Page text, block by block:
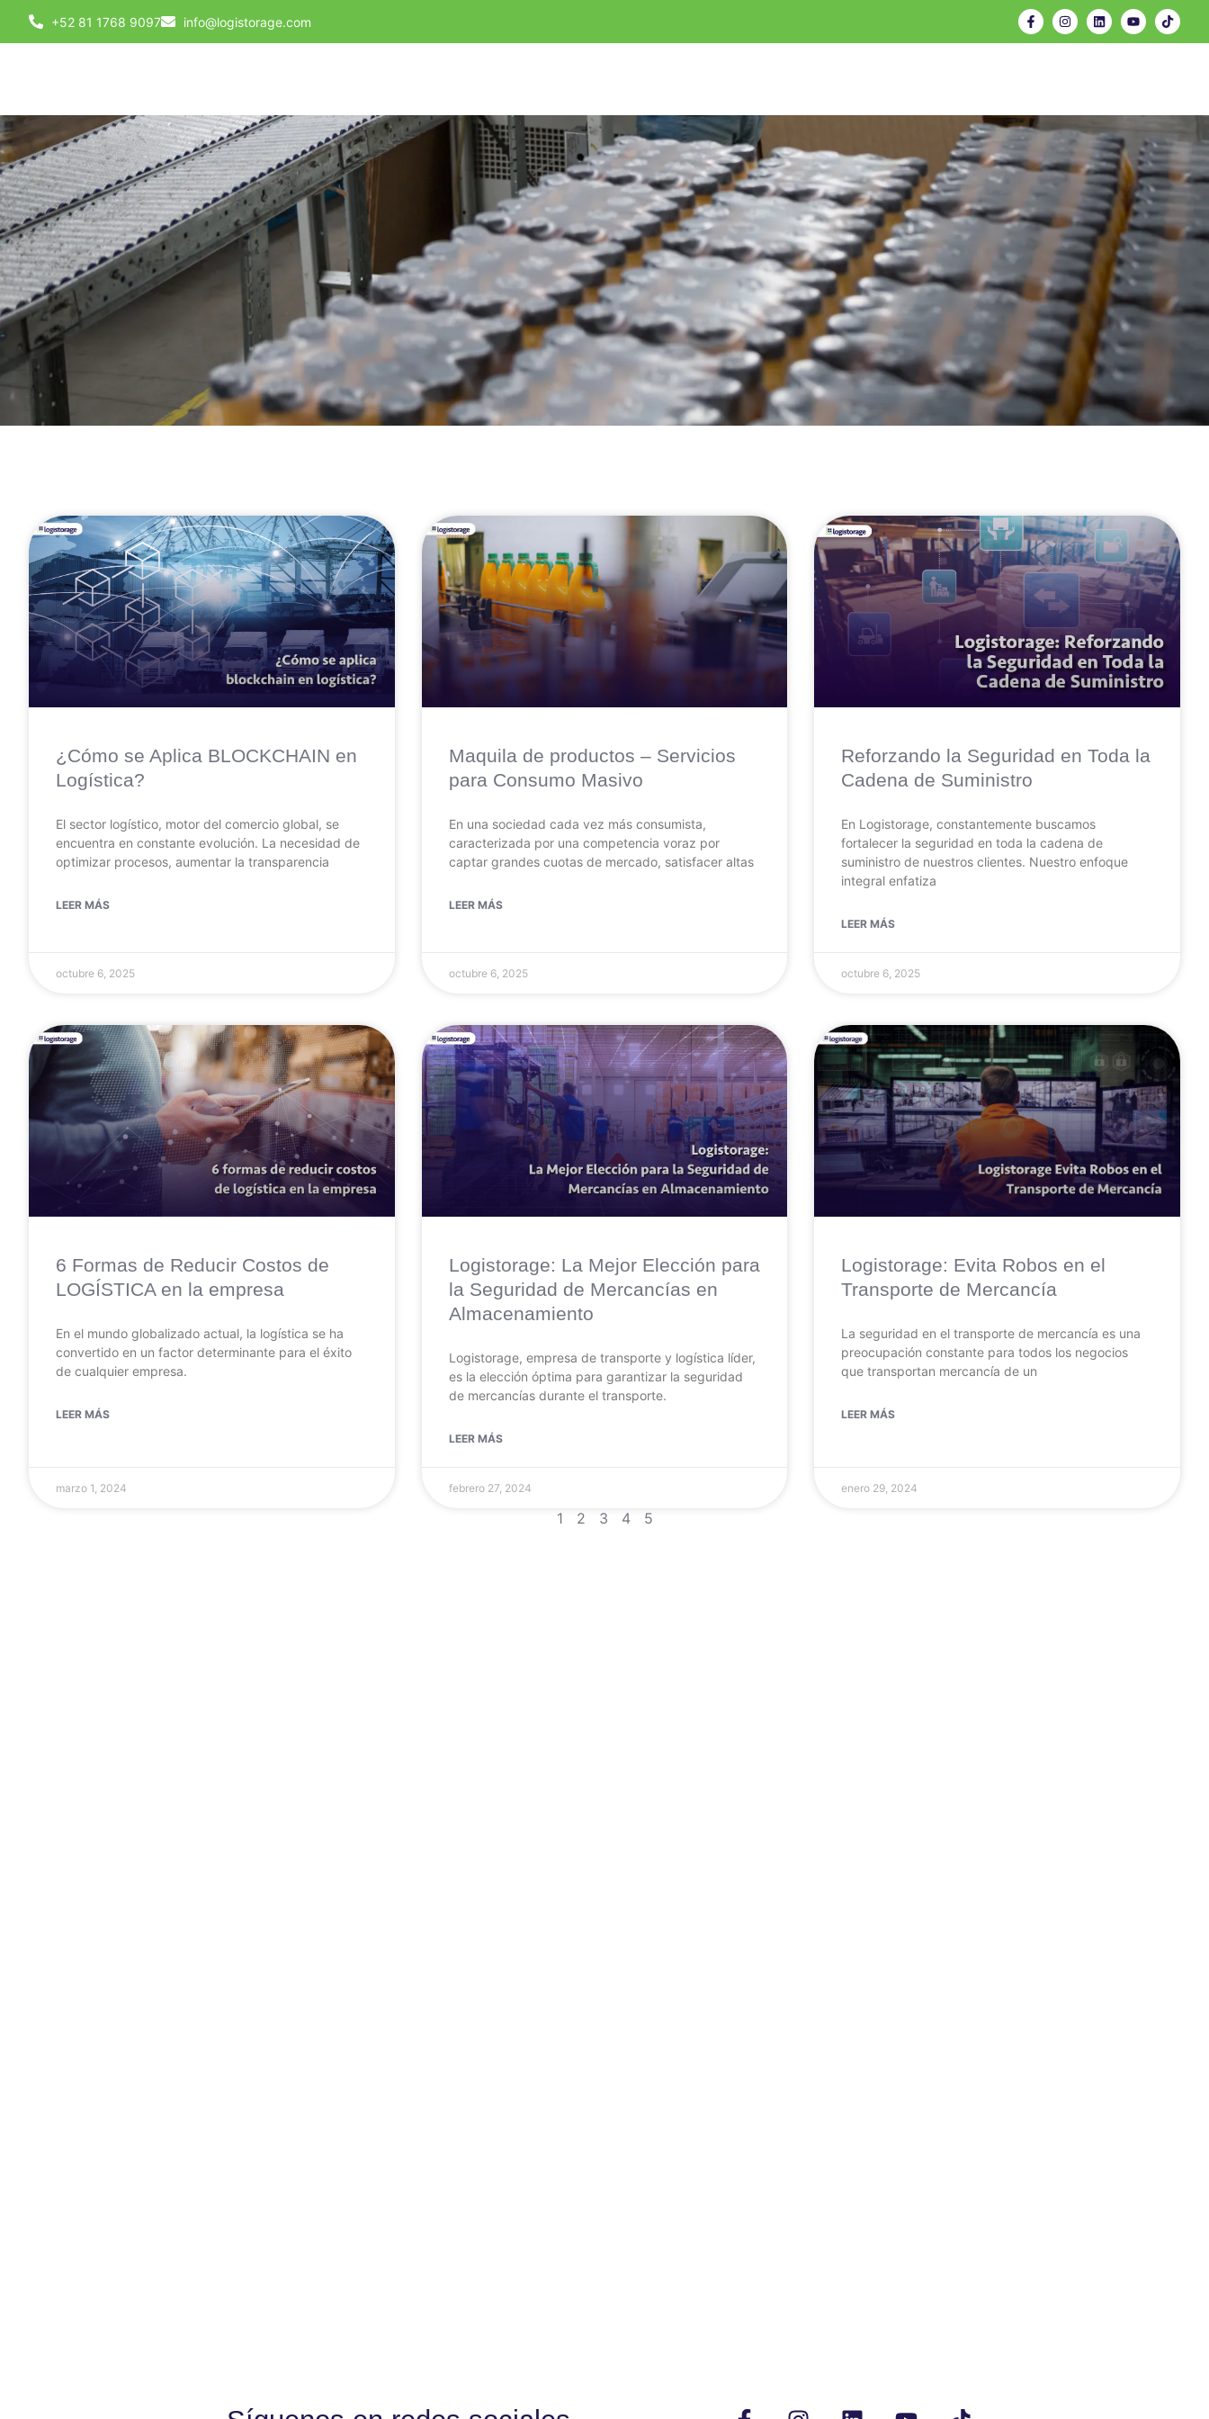
+52 81 1768 9097 info@logistorage.com
¿Cómo se Aplica BLOCKCHAIN en
Logística?
El sector logístico, motor del comercio global, se
encuentra en constante evolución. La necesidad de
optimizar procesos, aumentar la transparencia
LEER MÁS
octubre 6, 2025
Maquila de productos – Servicios
para Consumo Masivo
En una sociedad cada vez más consumista,
caracterizada por una competencia voraz por
captar grandes cuotas de mercado, satisfacer altas
LEER MÁS
octubre 6, 2025
Reforzando la Seguridad en Toda la
Cadena de Suministro
En Logistorage, constantemente buscamos
fortalecer la seguridad en toda la cadena de
suministro de nuestros clientes. Nuestro enfoque
integral enfatiza
LEER MÁS
octubre 6, 2025
6 Formas de Reducir Costos de
LOGÍSTICA en la empresa
En el mundo globalizado actual, la logística se ha
convertido en un factor determinante para el éxito
de cualquier empresa.
LEER MÁS
marzo 1, 2024
Logistorage: La Mejor Elección para
la Seguridad de Mercancías en
Almacenamiento
Logistorage, empresa de transporte y logística líder,
es la elección óptima para garantizar la seguridad
de mercancías durante el transporte.
LEER MÁS
febrero 27, 2024
Logistorage: Evita Robos en el
Transporte de Mercancía
La seguridad en el transporte de mercancía es una
preocupación constante para todos los negocios
que transportan mercancía de un
LEER MÁS
enero 29, 2024
1 2 3 4 5